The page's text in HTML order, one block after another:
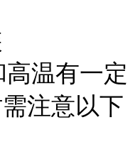
高温有一定
注意以下